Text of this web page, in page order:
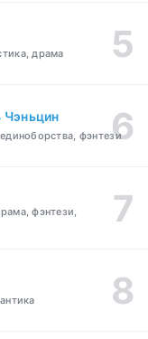
драма
фэнтези
фэнтези,